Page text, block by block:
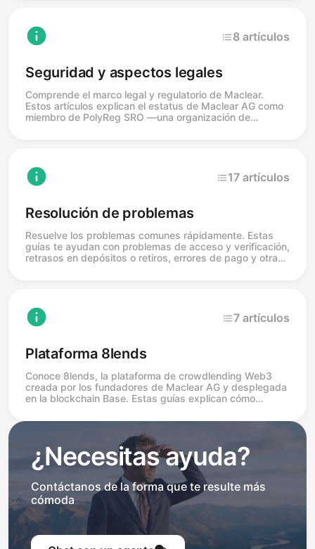
Seguridad y aspectos legales
Comprende el marco legal y regulatorio de Maclear.
Estos artículos explican el estatus de Maclear AG como
miembro de PolyReg SRO —una organización de
8 artículos
Resolución de problemas
Resuelve los problemas comunes rápidamente. Estas
guías te ayudan con problemas de acceso y verificación,
retrasos en depósitos o retiros, errores de pago y otras
17 artículos
Plataforma 8lends
Conoce 8lends, la plataforma de crowdlending Web3
creada por los fundadores de Maclear AG y desplegada
en la blockchain Base. Estas guías explican cómo
diferencia 8lends de Maclear, una rentabilidad del 19–25
% anual y cómo transferir tu KYC existente. El
crowdlending conlleva riesgos, incluida la posible
pérdida del capital.
7 artículos
¿Necesitas ayuda?
Contáctanos de la forma que te resulte más
cómoda